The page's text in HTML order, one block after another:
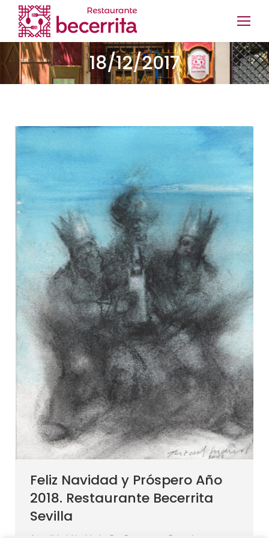
18/12/2017
Feliz Navidad y Próspero Año
2018. Restaurante Becerrita
Sevilla